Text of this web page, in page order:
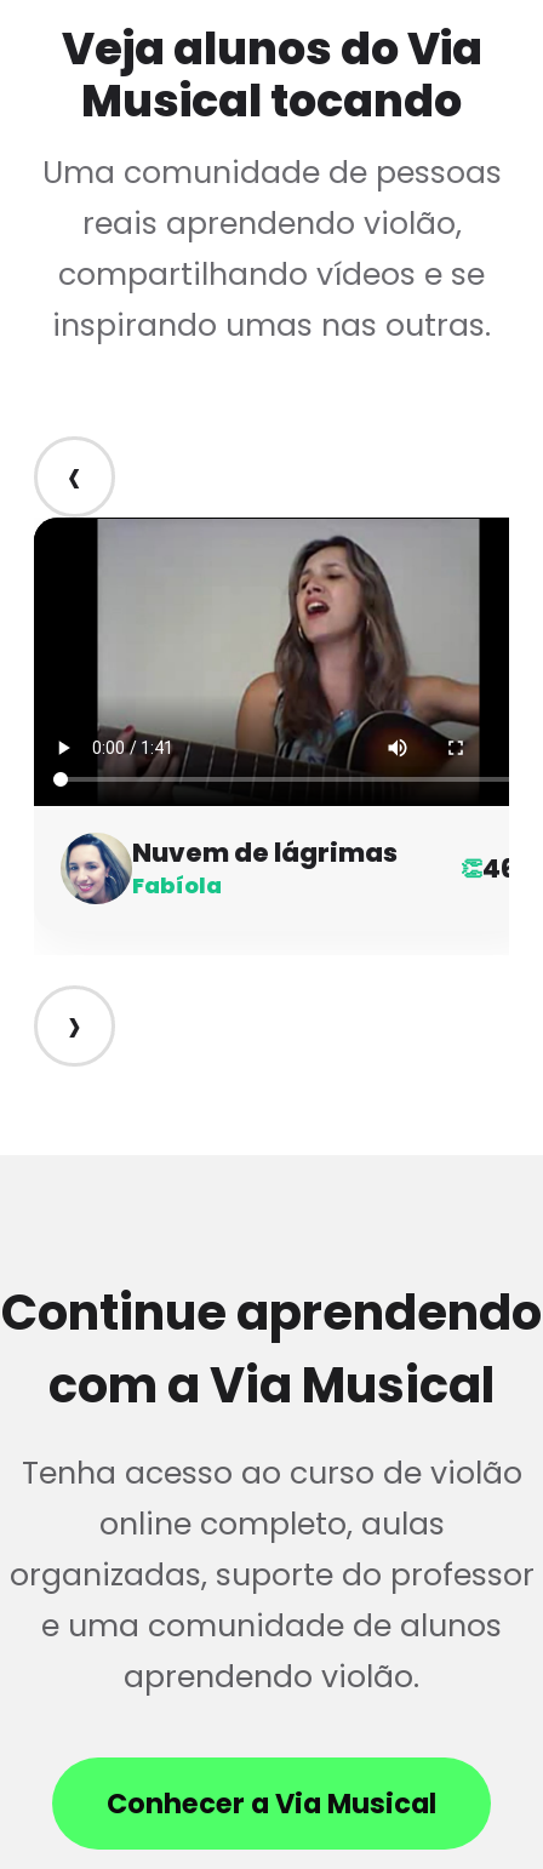
Veja alunos do Via
Musical tocando
Uma comunidade de pessoas
reais aprendendo violão,
compartilhando vídeos e se
inspirando umas nas outras.
‹
Nuvem de lágrimas
Fabíola
👏46
›
Continue aprendendo
com a Via Musical
Tenha acesso ao curso de violão
online completo, aulas
organizadas, suporte do professor
e uma comunidade de alunos
aprendendo violão.
Conhecer a Via Musical